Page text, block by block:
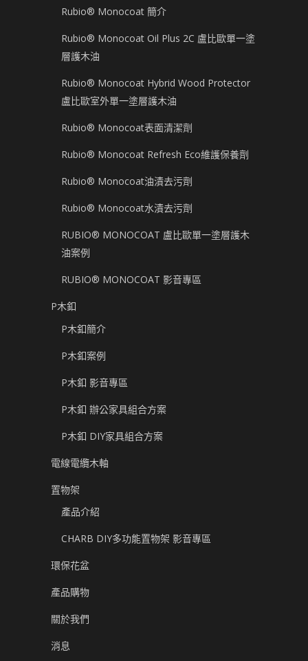
Rubio® Monocoat 簡介
Rubio® Monocoat Oil Plus 2C 盧比歐單一塗
層護木油
Rubio® Monocoat Hybrid Wood Protector
盧比歐室外單一塗層護木油
Rubio® Monocoat表面清潔劑
Rubio® Monocoat Refresh Eco維護保養劑
Rubio® Monocoat油漬去污劑
Rubio® Monocoat水漬去污劑
RUBIO® MONOCOAT 盧比歐單一塗層護木
油案例
RUBIO® MONOCOAT 影音專區
P木釦
P木釦簡介
P木釦案例
P木釦 影音專區
P木釦 辦公家具組合方案
P木釦 DIY家具組合方案
電線電纜木軸
置物架
產品介紹
CHARB DIY多功能置物架 影音專區
環保花盆
產品購物
關於我們
消息